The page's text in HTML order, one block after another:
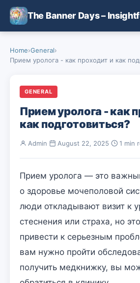
Skip to main content
The Banner Days –
Home›General›
Прием уролога - как проходит и как
GENERAL
Прием уролога - как
как подготовиться?
Admin August 22, 2025 1 min
Прием уролога — это
о здоровье мочеполовой
люди откладывают визит к
стеснения или страха, но
привести к серьезным
вам нужно пройти
получить медкнижку, вы